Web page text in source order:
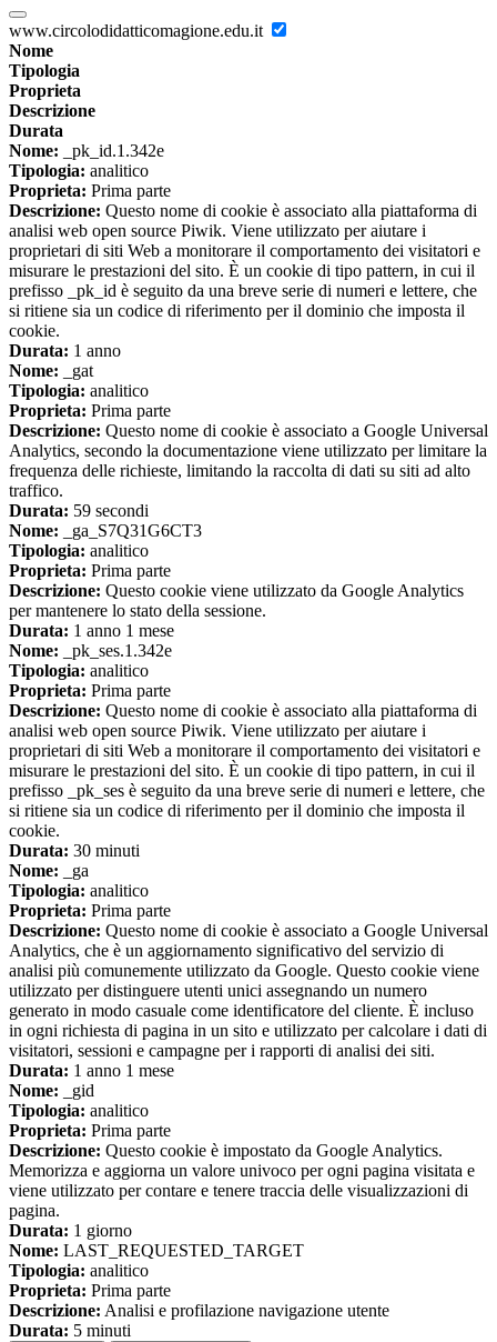
www.circolodidatticomagione.edu.it
Nome
Tipologia
Proprieta
Descrizione
Durata
Nome: _pk_id.1.342e
Tipologia: analitico
Proprieta: Prima parte
Descrizione: Questo nome di cookie è associato alla piattaforma di
analisi web open source Piwik. Viene utilizzato per aiutare i
proprietari di siti Web a monitorare il comportamento dei visitatori e
misurare le prestazioni del sito. È un cookie di tipo pattern, in cui il
prefisso _pk_id è seguito da una breve serie di numeri e lettere, che
si ritiene sia un codice di riferimento per il dominio che imposta il
cookie.
Durata: 1 anno
Nome: _gat
Tipologia: analitico
Proprieta: Prima parte
Descrizione: Questo nome di cookie è associato a Google Universal
Analytics, secondo la documentazione viene utilizzato per limitare la
frequenza delle richieste, limitando la raccolta di dati su siti ad alto
traffico.
Durata: 59 secondi
Nome: _ga_S7Q31G6CT3
Tipologia: analitico
Proprieta: Prima parte
Descrizione: Questo cookie viene utilizzato da Google Analytics
per mantenere lo stato della sessione.
Durata: 1 anno 1 mese
Nome: _pk_ses.1.342e
Tipologia: analitico
Proprieta: Prima parte
Descrizione: Questo nome di cookie è associato alla piattaforma di
analisi web open source Piwik. Viene utilizzato per aiutare i
proprietari di siti Web a monitorare il comportamento dei visitatori e
misurare le prestazioni del sito. È un cookie di tipo pattern, in cui il
prefisso _pk_ses è seguito da una breve serie di numeri e lettere, che
si ritiene sia un codice di riferimento per il dominio che imposta il
cookie.
Durata: 30 minuti
Nome: _ga
Tipologia: analitico
Proprieta: Prima parte
Descrizione: Questo nome di cookie è associato a Google Universal
Analytics, che è un aggiornamento significativo del servizio di
analisi più comunemente utilizzato da Google. Questo cookie viene
utilizzato per distinguere utenti unici assegnando un numero
generato in modo casuale come identificatore del cliente. È incluso
in ogni richiesta di pagina in un sito e utilizzato per calcolare i dati di
visitatori, sessioni e campagne per i rapporti di analisi dei siti.
Durata: 1 anno 1 mese
Nome: _gid
Tipologia: analitico
Proprieta: Prima parte
Descrizione: Questo cookie è impostato da Google Analytics.
Memorizza e aggiorna un valore univoco per ogni pagina visitata e
viene utilizzato per contare e tenere traccia delle visualizzazioni di
pagina.
Durata: 1 giorno
Nome: LAST_REQUESTED_TARGET
Tipologia: analitico
Proprieta: Prima parte
Descrizione: Analisi e profilazione navigazione utente
Durata: 5 minuti